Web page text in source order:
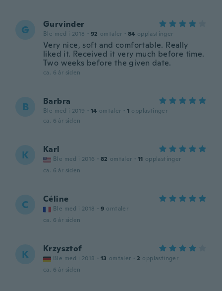
G Gurvinder
Ble med i 2018 · 92 omtaler · 84 opplastinger
Very nice, soft and comfortable. Really
liked it. Received it very much before time.
Two weeks before the given date.
ca. 6 år siden
B Barbra
Ble med i 2019 · 14 omtaler · 1 opplastinger
ca. 6 år siden
K Karl
Ble med i 2016 · 82 omtaler · 11 opplastinger
ca. 6 år siden
C Céline
Ble med i 2018 · 9 omtaler
ca. 6 år siden
K Krzysztof
Ble med i 2018 · 13 omtaler · 2 opplastinger
ca. 6 år siden